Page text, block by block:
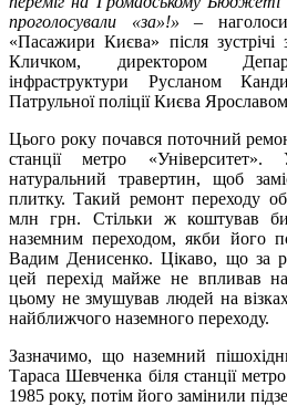
проголосували «за»!» –
«Пасажири Києва» після зустрічі
Кличком, директором
інфраструктури Русланом
Патрульної поліції Києва
Цього року почався поточний
станції метро
натуральний травертин, щоб
плитку. Такий ремонт переходу
млн грн. Стільки ж коштував би
наземним переходом, якби його
Вадим Денисенко. Цікаво, що за
цей перехід майже не впливав
цьому не змушував людей на
найближчого наземного переходу.
Зазначимо, що наземний
Тараса Шевченка біля станції
1985 року, потім його замінили